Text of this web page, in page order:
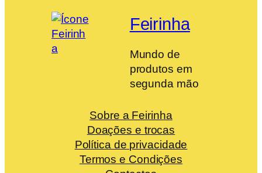
Feirinha
Mundo de
produtos em
segunda mão
Sobre a Feirinha
Doações e trocas
Política de privacidade
Termos e Condições